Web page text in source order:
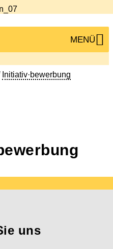
MENÜ
Initiativ·bewerbung
uns